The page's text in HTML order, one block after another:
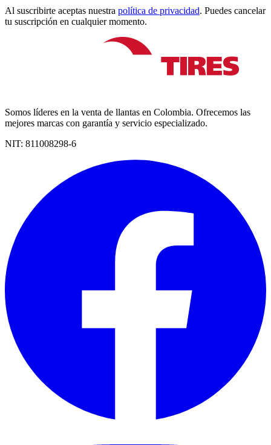
Al suscribirte aceptas nuestra política de privacidad. Puedes cancelar
tu suscripción en cualquier momento.
Somos líderes en la venta de llantas en Colombia. Ofrecemos las
mejores marcas con garantía y servicio especializado.
NIT: 811008298-6